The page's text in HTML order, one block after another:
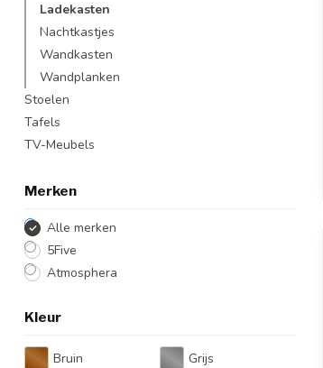
Ladekasten
Nachtkastjes
Wandkasten
Wandplanken
Stoelen
Tafels
TV-Meubels
Merken
Alle merken
5Five
Atmosphera
Kleur
Bruin Grijs